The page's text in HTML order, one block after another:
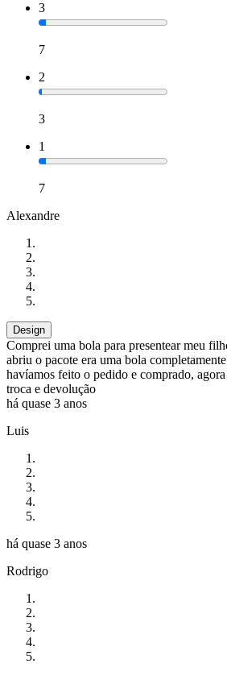
3
7
2
3
1
7
Alexandre
Design
Comprei uma bola para presentear meu
abriu o pacote era uma bola
havíamos feito o pedido e comprado,
troca e devolução
há quase 3 anos
Luis
há quase 3 anos
Rodrigo